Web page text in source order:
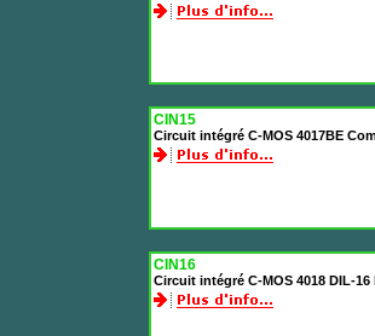
CIN15
Circuit intégré C-MOS 4017BE
CIN16
Circuit intégré C-MOS 4018 DIL-